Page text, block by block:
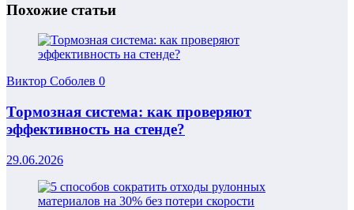
Похожие статьи
Виктор Соболев 0
Тормозная система: как проверяют
эффективность на стенде?
29.06.2026